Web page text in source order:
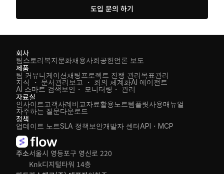
도입 문의 하기
주소서울시 영등포구 영신로 220
Knk디지털타워 14층
회사
팀스토리복지문화채용사회공헌언론 보도
제품
팀 커뮤니케이션채팅 프로젝트 진행 관리목표관리
지식 ・ 문서관리 보고 ・ 회의 체계화
AI 스마트 검색
AI 에이전트
보안・ 모니터링・ 관리
자료실
인사이트 고객사례비교자료활용노트템플릿사용매뉴얼
자주하는 질문다운로드
정책
업데이트 노트SLA 정책 보안개발자 센터API・MCP